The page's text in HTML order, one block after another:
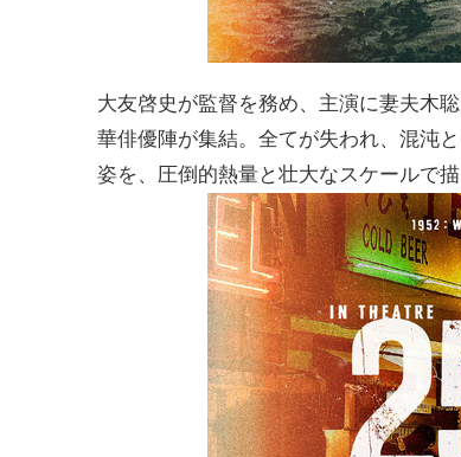
大友啓史が監督を務め、主演に妻夫木
華俳優陣が集結。全てが失われ、混沌
姿を、圧倒的熱量と壮大なスケールで描